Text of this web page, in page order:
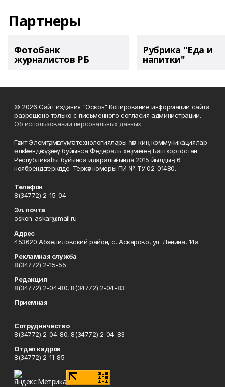
Партнеры
Фотобанк
журналистов РБ
Рубрика "Еда и
напитки"
© 2026 Сайт издания "Оскон" Копирование информации сайта
разрешено только с письменного согласия администрации.
Об использовании персональных данных
Гәзит Элемтә, мәғлүмәт технологиялары һәм киң коммуникациялар
өлкәһендә күҙәтеү буйынса Федераль хеҙмәттең Башҡортостан
Республикаһы буйынса идаралығында 2015 йылдың 6
ноябрендә теркәлде. Теркәү номеры ПИ № ТУ 02-01480.
Телефон
8(34772) 2-15-04
Эл. почта
oskon_askar@mail.ru
Адрес
453620 Абзелиловский район, с. Аскарово, ул. Ленина, 14а
Рекламная служба
8(34772) 2-15-55
Редакция
8(34772) 2-04-80, 8(34772) 2-04-83
Приемная
-
Сотрудничество
8(34772) 2-04-80, 8(34772) 2-04-83
Отдел кадров
8(34772) 2-11-85